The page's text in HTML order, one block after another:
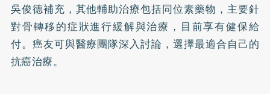
吳俊德補充，其他輔助治療包括同位素藥物，主要針
對骨轉移的症狀進行緩解與治療，目前享有健保給
付。癌友可與醫療團隊深入討論，選擇最適合自己的
抗癌治療。